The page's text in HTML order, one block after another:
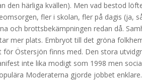
den härliga kvällen). Men vad bestod
fler i skolan, fler på dagis (ja,
och brottsbekämpningen redan då.
mer plats. Embryot till det gröna
Östersjön finns med. Den stora
inte lika modigt som 1998 men
Moderaterna gjorde jobbet